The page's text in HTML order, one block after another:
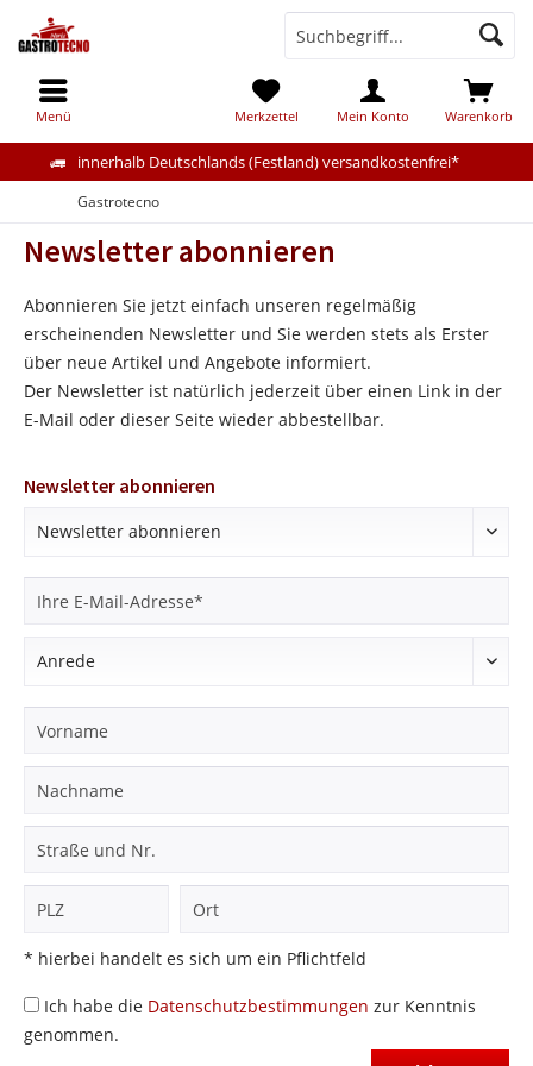
innerhalb Deutschlands (Festland) versandkostenfrei*
Warenkorb
Merkzettel Mein Konto
Menü
Gastrotecno
Newsletter abonnieren
Abonnieren Sie jetzt einfach unseren regelmäßig
erscheinenden Newsletter und Sie werden stets als Erster
über neue Artikel und Angebote informiert.
Der Newsletter ist natürlich jederzeit über einen Link in der
E-Mail oder dieser Seite wieder abbestellbar.
Newsletter abonnieren
* hierbei handelt es sich um ein Pflichtfeld
Ich habe die Datenschutzbestimmungen zur Kenntnis
genommen.